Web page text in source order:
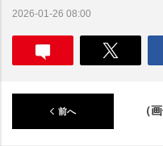
2026-01-26 08:00
前へ （